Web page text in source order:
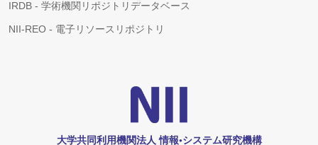
IRDB - 学術機関リポジトリデータベース
NII-REO - 電子リソースリポジトリ
大学共同利用機関法人 情報•システム研究機構